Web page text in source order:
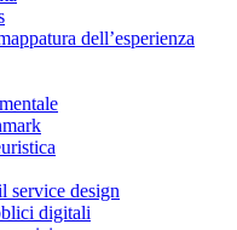
dell’esperienza
service design
digitali